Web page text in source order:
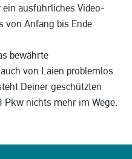
ausführliches Video-
von Anfang bis Ende
bewährte
von Laien problemlos
Deiner geschützten
Pkw nichts mehr im Wege.